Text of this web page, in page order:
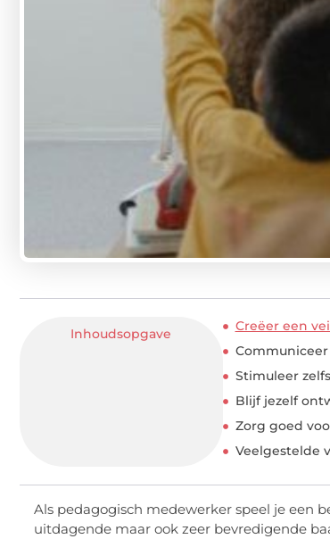
Inhoudsopgave
Creëer een
Stimuleer
Blijf jezelf
Zorg goed
Veelgestelde
Als pedagogisch medewerker speel je een
uitdagende maar ook zeer bevredigende